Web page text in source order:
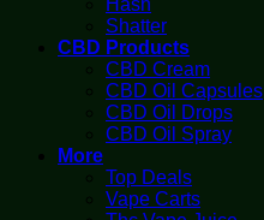
Shatter
CBD Products
CBD Cream
CBD Oil Capsules
CBD Oil Drops
CBD Oil Spray
More
Top Deals
Vape Carts